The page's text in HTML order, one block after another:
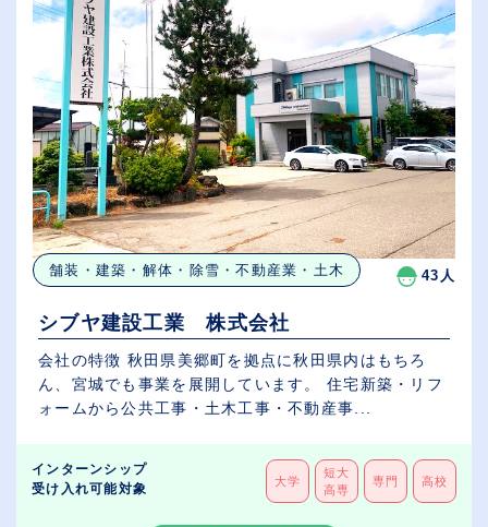
舗装・建築・解体・除雪・不動産業・土木 43人
シブヤ建設工業 株式会社
会社の特徴 秋田県美郷町を拠点に秋田県内はもちろ
ん、宮城でも事業を展開しています。 住宅新築・リフ
ォームから公共工事・土木工事・不動産事...
インターンシップ
受け入れ可能対象
大学
短大
高専
専門 高校